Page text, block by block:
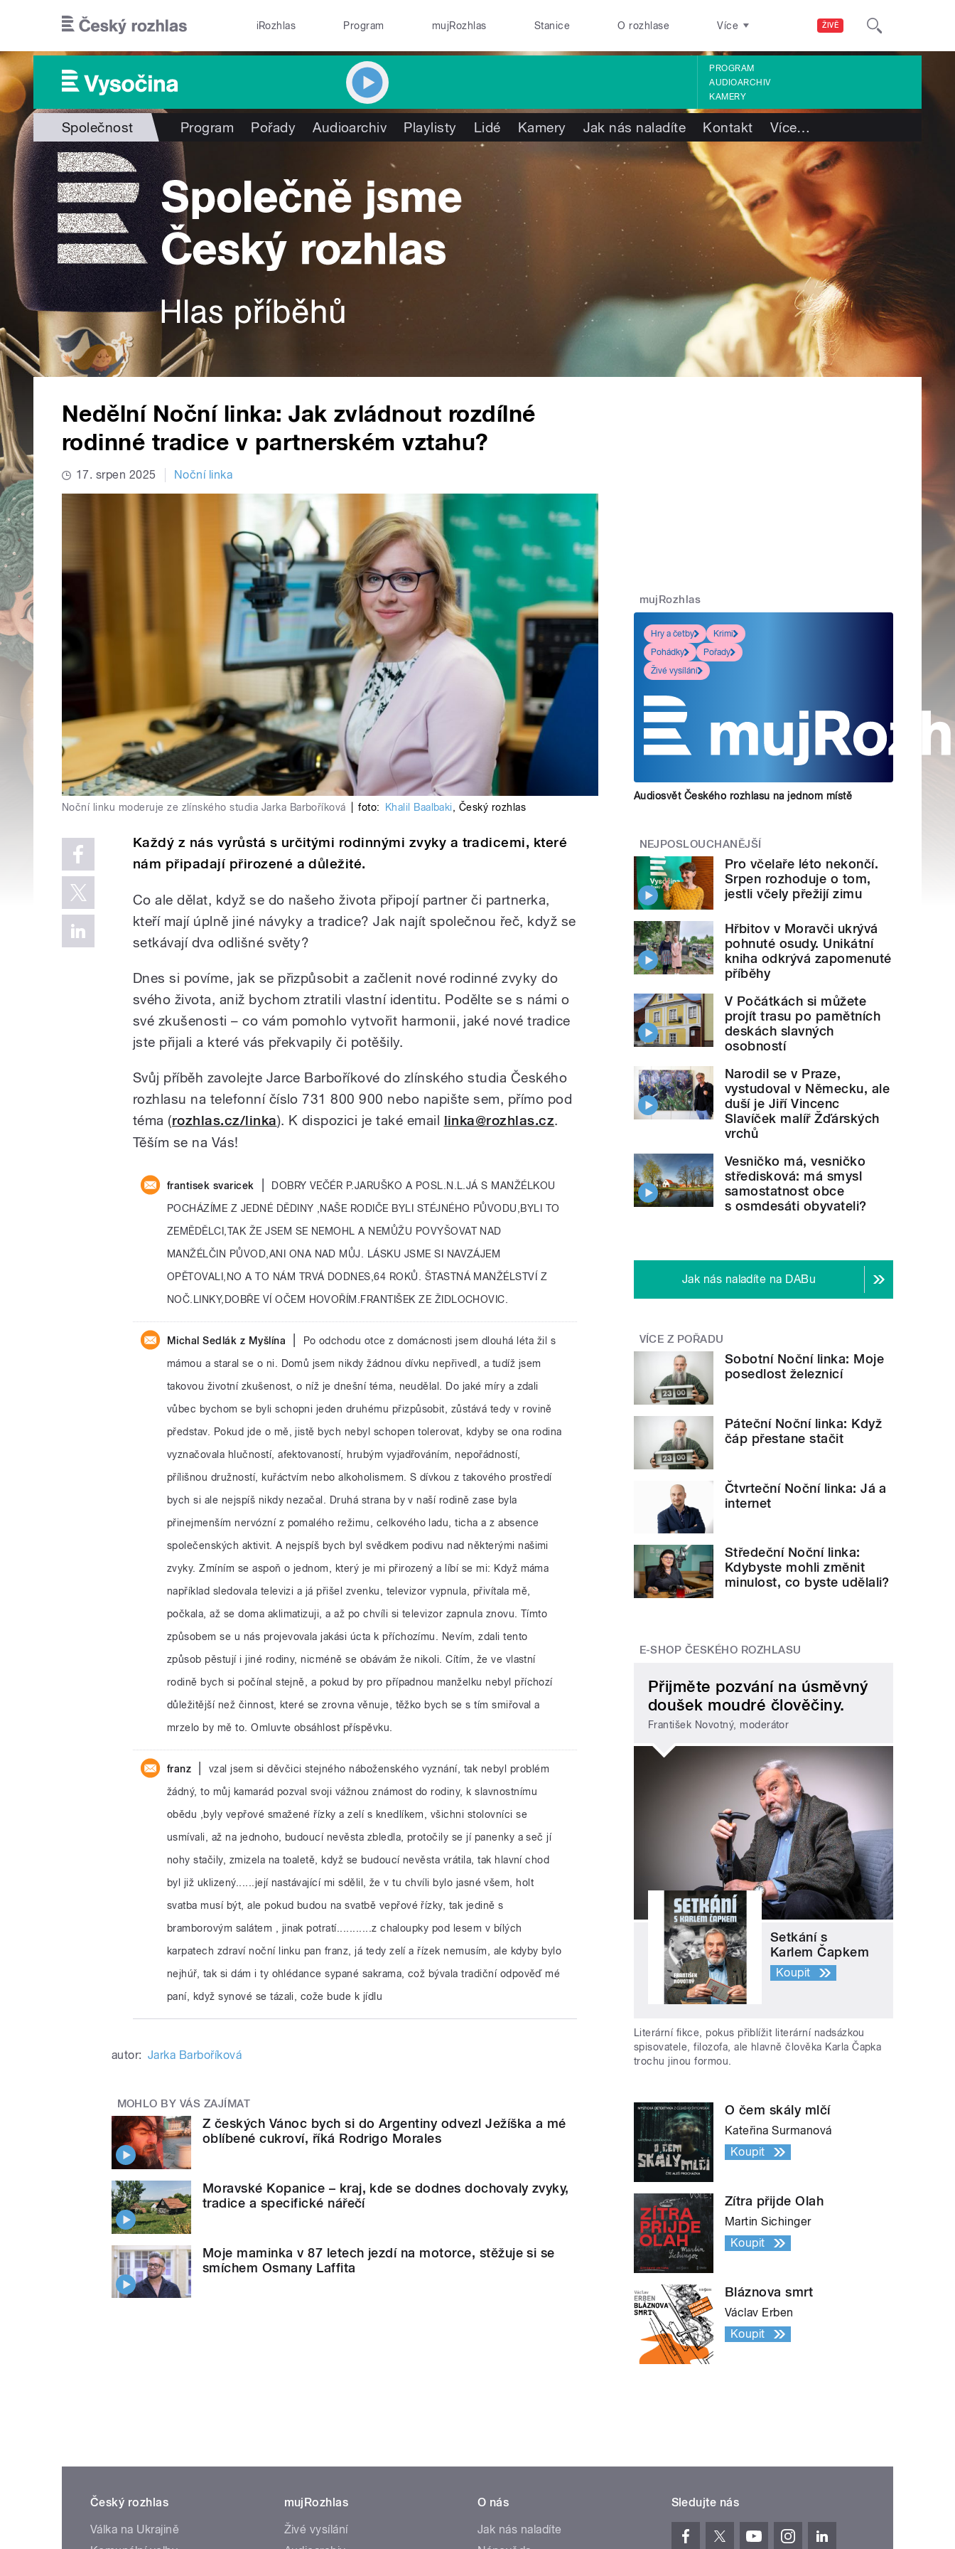
ŽIVĚ
iRozhlas Program mujRozhlas Stanice O rozhlase Více
PROGRAM
AUDIOARCHIV
KAMERY
Společnost Program Pořady Audioarchiv Playlisty Lidé Kamery Jak nás naladíte Kontakt Více…
Nedělní Noční linka: Jak zvládnout rozdílné
rodinné tradice v partnerském vztahu?
17. srpen 2025 Noční linka
Noční linku moderuje ze zlínského studia Jarka Barboříková foto: Khalil Baalbaki, Český rozhlas
Každý z nás vyrůstá s určitými rodinnými zvyky a tradicemi, které
nám připadají přirozené a důležité.
Co ale dělat, když se do našeho života připojí partner či partnerka,
kteří mají úplně jiné návyky a tradice? Jak najít společnou řeč, když se
setkávají dva odlišné světy?
Dnes si povíme, jak se přizpůsobit a začlenit nové rodinné zvyky do
svého života, aniž bychom ztratili vlastní identitu. Podělte se s námi o
své zkušenosti – co vám pomohlo vytvořit harmonii, jaké nové tradice
jste přijali a které vás překvapily či potěšily.
Svůj příběh zavolejte Jarce Barboříkové do zlínského studia Českého
rozhlasu na telefonní číslo 731 800 900 nebo napište sem, přímo pod
téma (rozhlas.cz/linka). K dispozici je také email linka@rozhlas.cz.
Těším se na Vás!
frantisek svaricek
DOBRY VEČÉR P.JARUŠKO A POSL.N.L.JÁ S MANŽÉLKOU
POCHÁZÍME Z JEDNÉ DĚDINY ,NAŠE RODIČE BYLI STÉJNÉHO PŮVODU,BYLI TO
ZEMĚDĚLCI,TAK ŽE JSEM SE NEMOHL A NEMŮŽU POVYŠOVAT NAD
MANŽÉLČIN PŮVOD,ANI ONA NAD MŮJ. LÁSKU JSME SI NAVZÁJEM
OPĚTOVALI,NO A TO NÁM TRVÁ DODNES,64 ROKŮ. ŠTASTNÁ MANŽÉLSTVÍ Z
NOČ.LINKY,DOBŘE VÍ OČEM HOVOŘÍM.FRANTIŠEK ZE ŽIDLOCHOVIC.
Michal Sedlák z Myšlína
Po odchodu otce z domácnosti jsem dlouhá léta žil s
mámou a staral se o ni. Domů jsem nikdy žádnou dívku nepřivedl, a tudíž jsem
takovou životní zkušenost, o níž je dnešní téma, neudělal. Do jaké míry a zdali
vůbec bychom se byli schopni jeden druhému přizpůsobit, zůstává tedy v rovině
představ. Pokud jde o mě, jistě bych nebyl schopen tolerovat, kdyby se ona rodina
vyznačovala hlučností, afektovaností, hrubým vyjadřováním, nepořádností,
přílišnou družností, kuřáctvím nebo alkoholismem. S dívkou z takového prostředí
bych si ale nejspíš nikdy nezačal. Druhá strana by v naší rodině zase byla
přinejmenším nervózní z pomalého režimu, celkového ladu, ticha a z absence
společenských aktivit. A nejspíš bych byl svědkem podivu nad některými našimi
zvyky. Zmíním se aspoň o jednom, který je mi přirozený a líbí se mi: Když máma
například sledovala televizi a já přišel zvenku, televizor vypnula, přivítala mě,
počkala, až se doma aklimatizuji, a až po chvíli si televizor zapnula znovu. Tímto
způsobem se u nás projevovala jakási úcta k příchozímu. Nevím, zdali tento
způsob pěstují i jiné rodiny, nicméně se obávám že nikoli. Cítím, že ve vlastní
rodině bych si počínal stejně, a pokud by pro případnou manželku nebyl příchozí
důležitější než činnost, které se zrovna věnuje, těžko bych se s tím smiřoval a
mrzelo by mě to. Omluvte obsáhlost příspěvku.
franz
vzal jsem si děvčici stejného náboženského vyznání, tak nebyl problém
žádný, to můj kamarád pozval svoji vážnou známost do rodiny, k slavnostnímu
obědu ,byly vepřové smažené řízky a zelí s knedlíkem, všichni stolovníci se
usmívali, až na jednoho, budoucí nevěsta zbledla, protočily se jí panenky a seč jí
nohy stačily, zmizela na toaletě, když se budoucí nevěsta vrátila, tak hlavní chod
byl již uklizený......její nastávající mi sdělil, že v tu chvíli bylo jasné všem, holt
svatba musí být, ale pokud budou na svatbě vepřové řízky, tak jedině s
bramborovým salátem , jinak potratí...........z chaloupky pod lesem v bílých
karpatech zdraví noční linku pan franz, já tedy zelí a řízek nemusím, ale kdyby bylo
nejhúř, tak si dám i ty ohlédance sypané sakrama, což bývala tradiční odpověď mé
paní, když synové se tázali, cože bude k jídlu
autor: Jarka Barboříková
MOHLO BY VÁS ZAJÍMAT
Z českých Vánoc bych si do Argentiny odvezl Ježíška a mé
oblíbené cukroví, říká Rodrigo Morales
Moravské Kopanice – kraj, kde se dodnes dochovaly zvyky,
tradice a specifické nářečí
Moje maminka v 87 letech jezdí na motorce, stěžuje si se
smíchem Osmany Laffita
mujRozhlas
Hry a četby
Krimi
Pohádky
Pořady
Živé vysílání
Audiosvět Českého rozhlasu na jednom místě
NEJPOSLOUCHANĚJŠÍ
Pro včelaře léto nekončí.
Srpen rozhoduje o tom,
jestli včely přežijí zimu
Hřbitov v Moravči ukrývá
pohnuté osudy. Unikátní
kniha odkrývá zapomenuté
příběhy
V Počátkách si můžete
projít trasu po pamětních
deskách slavných
osobností
Narodil se v Praze,
vystudoval v Německu, ale
duší je Jiří Vincenc
Slavíček malíř Žďárských
vrchů
Vesničko má, vesničko
středisková: má smysl
samostatnost obce
s osmdesáti obyvateli?
Jak nás naladíte na DABu
VÍCE Z POŘADU
Sobotní Noční linka: Moje
posedlost železnicí
Páteční Noční linka: Když
čáp přestane stačit
Čtvrteční Noční linka: Já a
internet
Středeční Noční linka:
Kdybyste mohli změnit
minulost, co byste udělali?
E-SHOP ČESKÉHO ROZHLASU
Přijměte pozvání na úsměvný
doušek moudré člověčiny.
František Novotný, moderátor
Setkání s
Karlem Čapkem
Koupit
Literární fikce, pokus přiblížit literární nadsázkou
spisovatele, filozofa, ale hlavně člověka Karla Čapka
trochu jinou formou.
O čem skály mlčí
Kateřina Surmanová
Koupit
Zítra přijde Olah
Martin Sichinger
Koupit
Bláznova smrt
Václav Erben
Koupit
Český rozhlas
Válka na Ukrajině
mujRozhlas
Živé vysílání
O nás
Jak nás naladíte
Sledujte nás